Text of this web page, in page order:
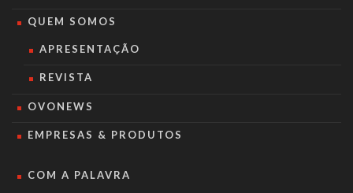
QUEM SOMOS
APRESENTAÇÃO
REVISTA
OVONEWS
EMPRESAS & PRODUTOS
COM A PALAVRA